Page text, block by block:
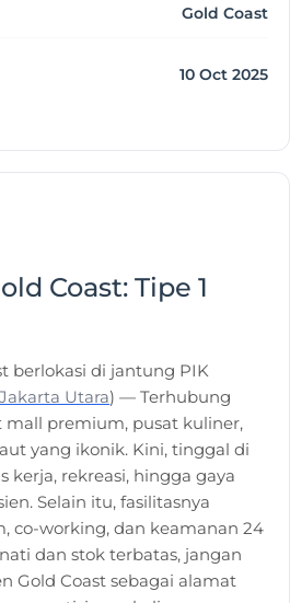
Gold Coast
10 Oct 2025
Coast: Tipe 1
berlokasi di jantung PIK
Jakarta Utara) — Terhubung
mall premium, pusat kuliner,
yang ikonik. Kini, tinggal di
kerja, rekreasi, hingga gaya
Selain itu, fasilitasnya
co-working, dan keamanan 24
dan stok terbatas, jangan
Gold Coast sebagai alamat